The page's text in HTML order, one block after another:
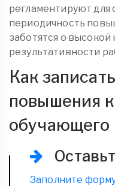
регламентируют для
периодичность
заботятся о
результативности
Как
повышения
обучающего
Заполните